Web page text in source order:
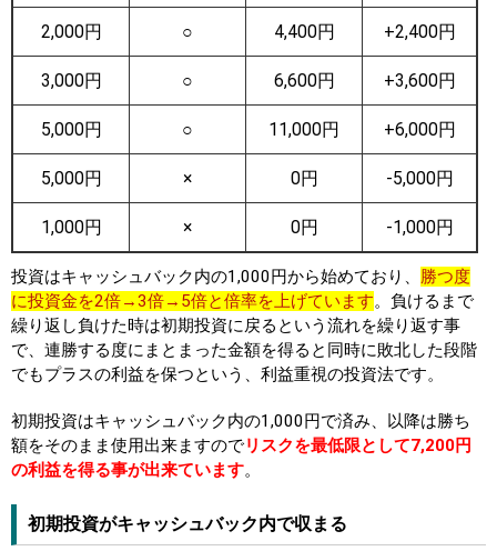
2,000円 ○ 4,400円 +2,400円
3,000円 ○ 6,600円 +3,600円
5,000円 ○ 11,000円 +6,000円
5,000円 × 0円 -5,000円
1,000円 × 0円 -1,000円
投資はキャッシュバック内の1,000円から始めており、 勝つ度
に投資金を2倍→3倍→5倍と倍率を上げています。負けるまで
繰り返し負けた時は初期投資に戻るという流れを繰り返す事
で、連勝する度にまとまった金額を得ると同時に敗北した段階
でもプラスの利益を保つという、利益重視の投資法です。
初期投資はキャッシュバック内の1,000円で済み、以降は勝ち
額をそのまま使用出来ますのでリスクを最低限として7,200円
の利益を得る事が出来ています。
初期投資がキャッシュバック内で収まる